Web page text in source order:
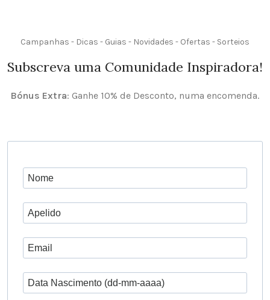
Campanhas - Dicas - Guias - Novidades - Ofertas - Sorteios
Subscreva uma Comunidade Inspiradora!
Bónus Extra: Ganhe 10% de Desconto, numa encomenda.